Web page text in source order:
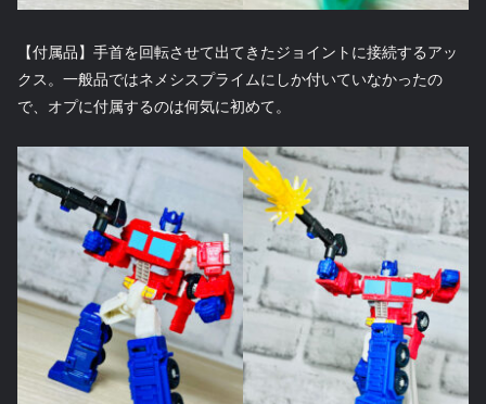
【付属品】手首を回転させて出てきたジョイントに接続するアッ
クス。一般品ではネメシスプライムにしか付いていなかったの
で、オプに付属するのは何気に初めて。